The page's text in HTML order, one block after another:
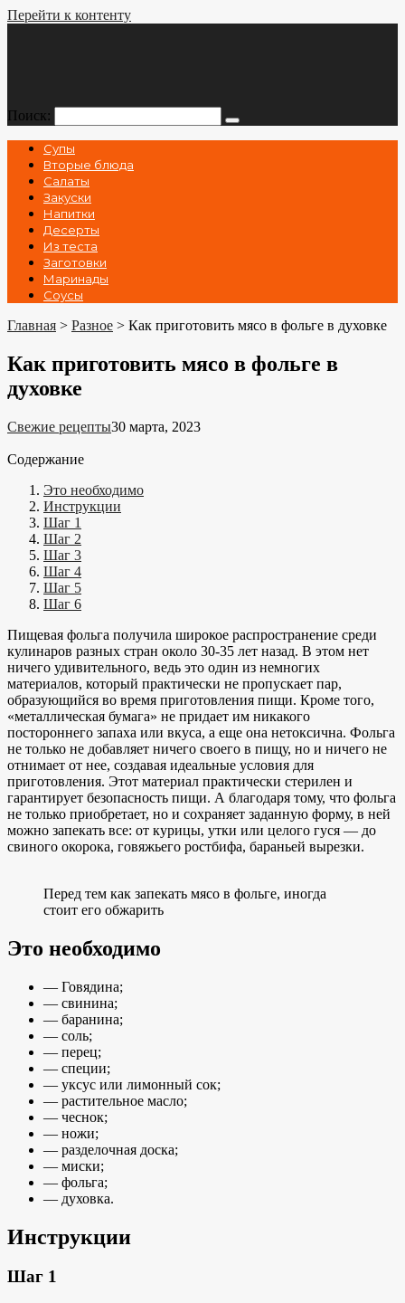
Перейти к контенту
Поиск:
Супы
Вторые блюда
Салаты
Закуски
Напитки
Десерты
Из теста
Заготовки
Маринады
Соусы
Главная > Разное > Как приготовить мясо в фольге в духовке
Как приготовить мясо в фольге в
духовке
Свежие рецепты30 марта, 2023
Содержание
Это необходимо
Инструкции
Шаг 1
Шаг 2
Шаг 3
Шаг 4
Шаг 5
Шаг 6
Пищевая фольга получила широкое распространение среди
кулинаров разных стран около 30-35 лет назад. В этом нет
ничего удивительного, ведь это один из немногих
материалов, который практически не пропускает пар,
образующийся во время приготовления пищи. Кроме того,
«металлическая бумага» не придает им никакого
постороннего запаха или вкуса, а еще она нетоксична. Фольга
не только не добавляет ничего своего в пищу, но и ничего не
отнимает от нее, создавая идеальные условия для
приготовления. Этот материал практически стерилен и
гарантирует безопасность пищи. А благодаря тому, что фольга
не только приобретает, но и сохраняет заданную форму, в ней
можно запекать все: от курицы, утки или целого гуся — до
свиного окорока, говяжьего ростбифа, бараньей вырезки.
Перед тем как запекать мясо в фольге, иногда
стоит его обжарить
Это необходимо
— Говядина;
— свинина;
— баранина;
— соль;
— перец;
— специи;
— уксус или лимонный сок;
— растительное масло;
— чеснок;
— ножи;
— разделочная доска;
— миски;
— фольга;
— духовка.
Инструкции
Шаг 1